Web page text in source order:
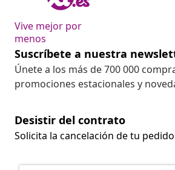
Vive mejor por
menos
Suscríbete a nuestra
Únete a los más de 700 000
promociones estacionales y
Desistir del contrato
Solicita la cancelación de tu